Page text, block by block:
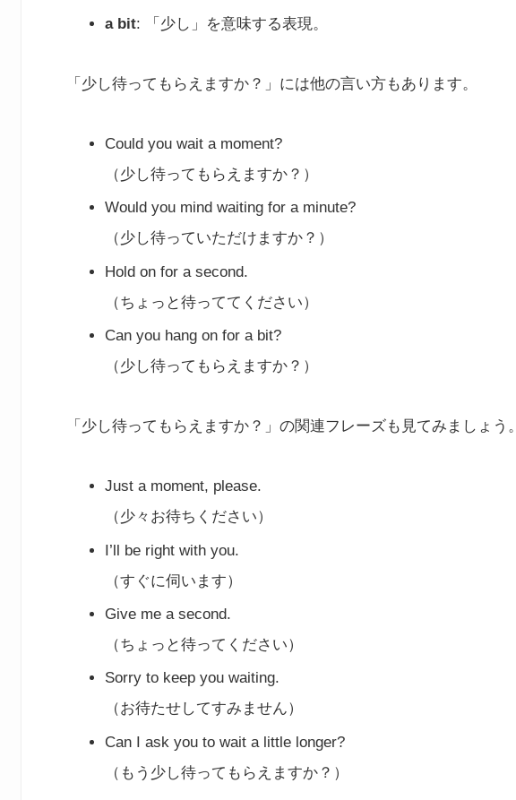
a bit: 「少し」を意味する表現。
「少し待ってもらえますか？」には他の言い方もあります。
Could you wait a moment?
（少し待ってもらえますか？）
Would you mind waiting for a minute?
（少し待っていただけますか？）
Hold on for a second.
（ちょっと待っててください）
Can you hang on for a bit?
（少し待ってもらえますか？）
「少し待ってもらえますか？」の関連フレーズも見てみましょう。
Just a moment, please.
（少々お待ちください）
I’ll be right with you.
（すぐに伺います）
Give me a second.
（ちょっと待ってください）
Sorry to keep you waiting.
（お待たせしてすみません）
Can I ask you to wait a little longer?
（もう少し待ってもらえますか？）